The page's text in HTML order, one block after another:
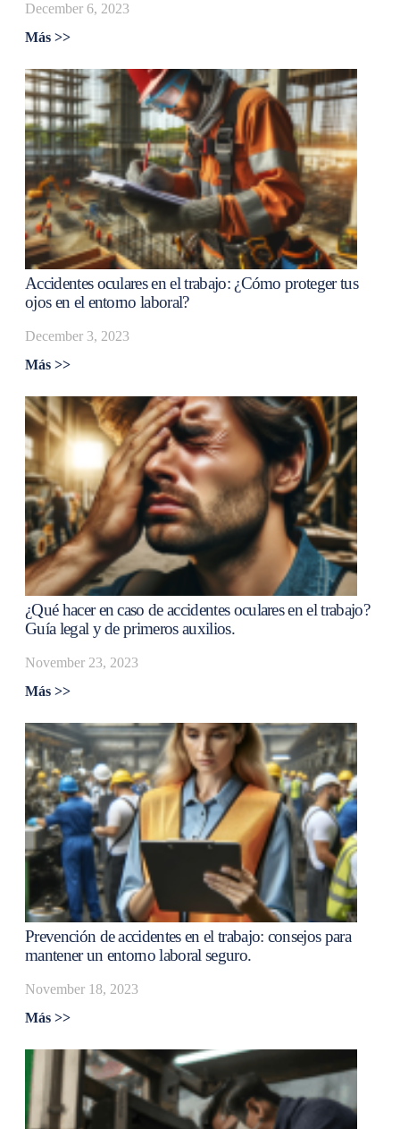
December 6, 2023
Más >>
Accidentes oculares en el trabajo: ¿Cómo proteger tus
ojos en el entorno laboral?
December 3, 2023
Más >>
¿Qué hacer en caso de accidentes oculares en el trabajo?
Guía legal y de primeros auxilios.
November 23, 2023
Más >>
Prevención de accidentes en el trabajo: consejos para
mantener un entorno laboral seguro.
November 18, 2023
Más >>